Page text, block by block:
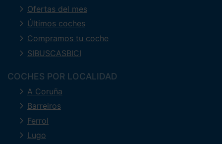
Ofertas del mes
Últimos coches
Compramos tu coche
SIBUSCASBICI
COCHES POR LOCALIDAD
A Coruña
Barreiros
Ferrol
Lugo